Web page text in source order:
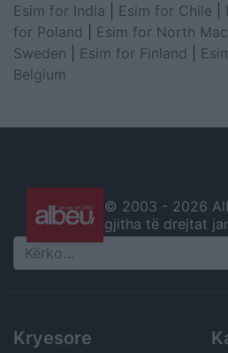
Esim for India
Esim for Chile
for Poland
Esim for North
Sweden
Esim for Finland
Belgium
© 2003 - 2026
gjitha të drejtat
Search
Kryesore